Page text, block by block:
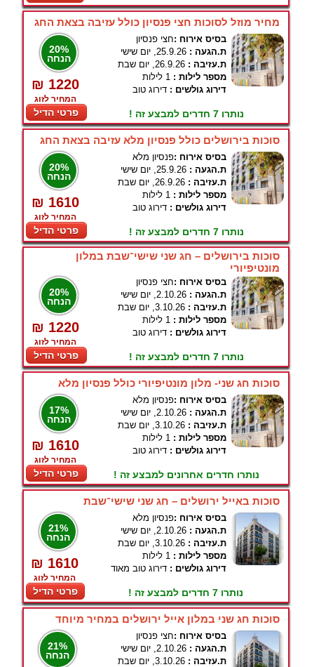
מחיר מוזל לסוכות חצי פנסיון כולל עזיבה בצאת החג
20%
הנחה
₪ 1220
המחיר לזוג
פרטי הדיל
בסיס אירוח :חצי פנסיון
ת.הגעה : 25.9.26, יום שישי
ת.עזיבה : 26.9.26, יום שבת
מספר לילות : 1 לילות
דירוג גולשים : דירוג טוב
נותרו 7 חדרים למבצע זה !
סוכות בירושלים כולל פנסיון מלא עזיבה בצאת החג
20%
הנחה
₪ 1610
המחיר לזוג
פרטי הדיל
בסיס אירוח :פנסיון מלא
ת.הגעה : 25.9.26, יום שישי
ת.עזיבה : 26.9.26, יום שבת
מספר לילות : 1 לילות
דירוג גולשים : דירוג טוב
נותרו 7 חדרים למבצע זה !
סוכות בירושלים – חג שני שישי־שבת במלון
מונטיפיורי
20%
הנחה
₪ 1220
המחיר לזוג
פרטי הדיל
בסיס אירוח :חצי פנסיון
ת.הגעה : 2.10.26, יום שישי
ת.עזיבה : 3.10.26, יום שבת
מספר לילות : 1 לילות
דירוג גולשים : דירוג טוב
נותרו 7 חדרים למבצע זה !
סוכות חג שני- מלון מונטיפיורי כולל פנסיון מלא
17%
הנחה
₪ 1610
המחיר לזוג
פרטי הדיל
בסיס אירוח :פנסיון מלא
ת.הגעה : 2.10.26, יום שישי
ת.עזיבה : 3.10.26, יום שבת
מספר לילות : 1 לילות
דירוג גולשים : דירוג טוב
נותרו חדרים אחרונים למבצע זה !
סוכות באייל ירושלים – חג שני שישי־שבת
21%
הנחה
₪ 1610
המחיר לזוג
פרטי הדיל
בסיס אירוח :פנסיון מלא
ת.הגעה : 2.10.26, יום שישי
ת.עזיבה : 3.10.26, יום שבת
מספר לילות : 1 לילות
דירוג גולשים : דירוג טוב מאוד
נותרו 7 חדרים למבצע זה !
סוכות חג שני במלון אייל ירושלים במחיר מיוחד
21%
הנחה
בסיס אירוח :חצי פנסיון
ת.הגעה : 2.10.26, יום שישי
ת.עזיבה : 3.10.26, יום שבת